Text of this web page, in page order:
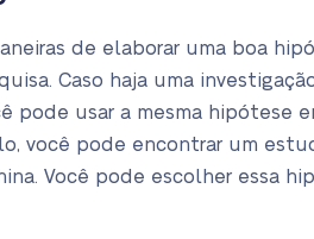
de elaborar uma boa
Caso haja uma
pode usar a mesma hipótese
você pode encontrar um
Você pode escolher essa